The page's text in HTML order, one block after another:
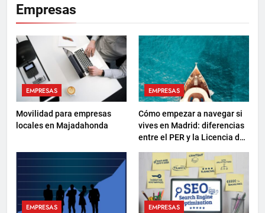
Empresas
EMPRESAS
Movilidad para empresas
locales en Majadahonda
EMPRESAS
Cómo empezar a navegar si
vives en Madrid: diferencias
entre el PER y la Licencia de
EMPRESAS EMPRESAS